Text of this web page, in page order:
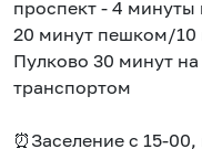
проспект - 4
20 минут пешком/10
Пулково 30 минут
транспортом
⏰Заселение с 15-